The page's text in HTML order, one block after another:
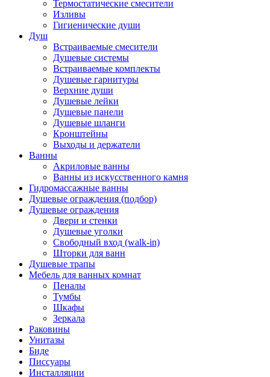
Термостатические смесители
Изливы
Гигиенические души
Душ
Встраиваемые смесители
Душевые системы
Встраиваемые комплекты
Душевые гарнитуры
Верхние души
Душевые лейки
Душевые панели
Душевые шланги
Кронштейны
Выходы и держатели
Ванны
Акриловые ванны
Ванны из искусственного камня
Гидромассажные ванны
Душевые ограждения (подбор)
Душевые ограждения
Двери и стенки
Душевые уголки
Свободный вход (walk-in)
Шторки для ванн
Душевые трапы
Мебель для ванных комнат
Пеналы
Тумбы
Шкафы
Зеркала
Раковины
Унитазы
Биде
Писсуары
Инсталляции